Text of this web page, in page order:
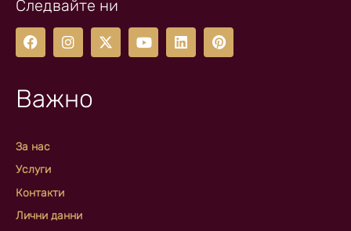
Следвайте ни
Важно
За нас
Услуги
Контакти
Лични данни